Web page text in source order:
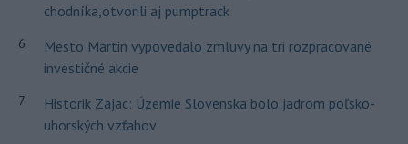
chodníka,otvorili aj pumptrack
6
Mesto Martin vypovedalo zmluvy na tri rozpracované
investičné akcie
7
Historik Zajac: Územie Slovenska bolo jadrom poľsko-
uhorských vzťahov